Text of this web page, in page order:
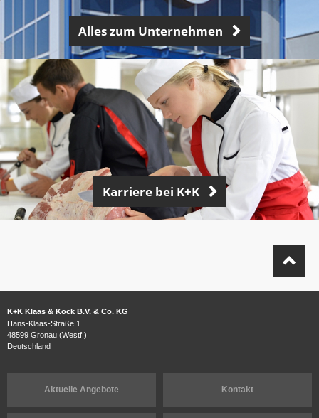
Alles zum Unternehmen
Karriere bei K+K
K+K Klaas & Kock B.V. & Co. KG
Hans-Klaas-Straße 1
48599 Gronau (Westf.)
Deutschland
Aktuelle Angebote Kontakt